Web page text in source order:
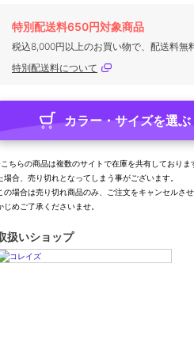
特別配送料650円対象商品
税込8,000円以上のお買い物で、配送料無
特別配送料について
カラー・サイズを選ぶ
ちらの商品は複数のサイトで在庫を共有しておりま
場合、売り切れとなってしまう事がございます。
の場合は売り切れ商品のみ、ご注文をキャンセルさ
じめご了承くださいませ。
扱いショップ